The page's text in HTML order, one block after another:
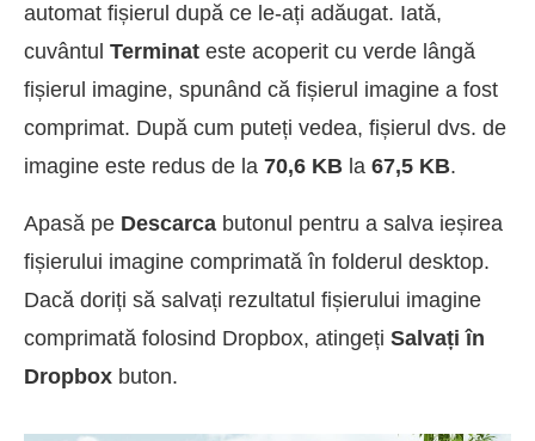
automat fișierul după ce le-ați adăugat. Iată,
cuvântul Terminat este acoperit cu verde lângă
fișierul imagine, spunând că fișierul imagine a fost
comprimat. După cum puteți vedea, fișierul dvs. de
imagine este redus de la 70,6 KB la 67,5 KB.
Apasă pe Descarca butonul pentru a salva ieșirea
fișierului imagine comprimată în folderul desktop.
Dacă doriți să salvați rezultatul fișierului imagine
comprimată folosind Dropbox, atingeți Salvați în
Dropbox buton.